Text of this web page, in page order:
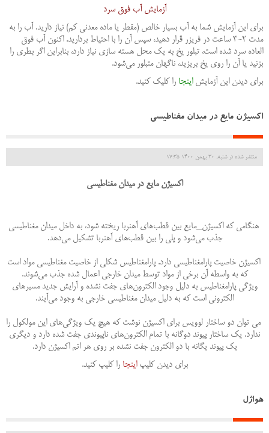
آزمایش آب فوق سرد
برای این آزمایش شما به آب بسیار خالص (مقطر یا ماده معدنی کم) نیاز دارید. آب را به
مدت 2-3 ساعت در فریزر قرار دهید، سپس آن را با احتیاط بردارید. اکنون آب فوق
العاده سرد شده است، تبلور یخ به یک محل هسته سازی نیاز دارد، بنابراین اگر بطری را
بزنید یا آن را روی یخ بریزید، ناگهان متبلور می‌شود.
برای دیدن این آزمایشاینجا را کلیک کنید.
اکسیژن مایع در میدان مغناطیسی
منتشر شده در شنبه, 30 بهمن 1400 17:35
اکسیژن مایع در میدان مغناطیسی
هنگامی که اکسیژن_مایع بین قطب‌های آهنربا ریخته شود، به داخل میدان مغناطیسی
جذب می‌شود و پلی را بین قطب‌های آهنربا تشکیل می‌دهد.
اکسیژن خاصیت پارامغناطیسی دارد. پارامغناطیس شکلی از خاصیت مغناطیسی مواد است
که به واسطه آن برخی از مواد توسط میدان خارجی اعمال شده جذب می‌شوند.
ویژگی پارامغناطیس به دلیل وجود الکترون‌های جفت نشده و آرایش جدید مسیرهای
الکترونی است که به دلیل میدان مغناطیسی خارجی به‌ وجود می‌آیند.
می توان دو ساختار لوویس برای اکسیژن نوشت که هیچ یک ویژگی‌های این مولکول را
ندارد. یک ساختار پیوند دوگانه با تمام الکترون‌های ناپیوندی‌ جفت شده دارد و دیگری
یک پیوند یگانه با دو الکترون جفت نشده بر روی هر اتم اکسیژن دارد.
برای دیدن کلیپ اینجا را کلیپ کنید.
هوا‌ژل